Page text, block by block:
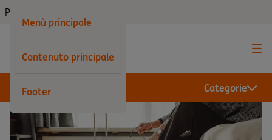
Menù principale
Contenuto principale
Footer
Privati
Categorie